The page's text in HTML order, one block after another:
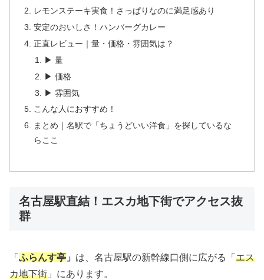
レモンステーキ実食！さっぱりなのに満足感あり
安定のおいしさ！ハンバーグカレー
正直レビュー｜量・価格・雰囲気は？
▶ 量
▶ 価格
▶ 雰囲気
こんな人におすすめ！
まとめ｜名駅で「ちょうどいい洋食」を探しているな
らここ
名古屋駅直結！エスカ地下街でアクセス抜
群
「 ふらんす亭 」 は、名古屋駅の新幹線口側に広がる「 エス
カ地下街 」にあります。